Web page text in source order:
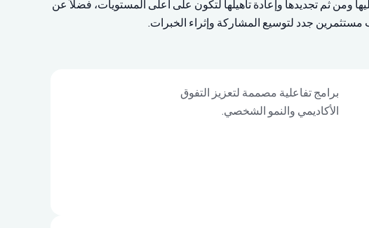
ومن ثم تجديدها وإعادة تأهيلها لتكون على أعلى المستويات، فضلاً عن
جدد لتوسيع المشاركة وإثراء الخبرات.
برامج تفاعلية مصممة لتعزيز التفوق
الأكاديمي والنمو الشخصي.